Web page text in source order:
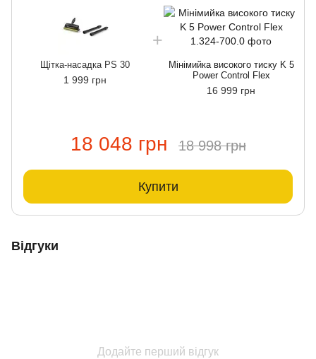
Щітка-насадка PS 30
1 999 грн
Мінімийка високого тиску K 5
Power Control Flex
16 999 грн
18 048 грн 18 998 грн
Купити
Відгуки
Додайте перший відгук